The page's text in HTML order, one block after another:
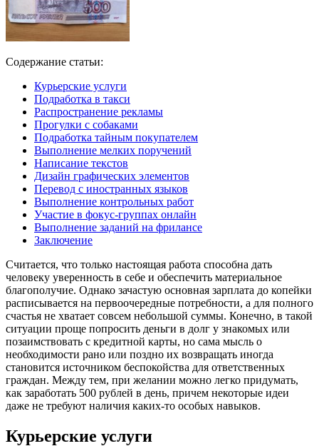
Содержание статьи:
Курьерские услуги
Подработка в такси
Распространение рекламы
Прогулки с собаками
Подработка тайным покупателем
Выполнение мелких поручений
Написание текстов
Дизайн графических элементов
Перевод с иностранных языков
Выполнение контрольных работ
Участие в фокус-группах онлайн
Выполнение заданий на фрилансе
Заключение
Считается, что только настоящая работа способна дать
человеку уверенность в себе и обеспечить материальное
благополучие. Однако зачастую основная зарплата до копейки
расписывается на первоочередные потребности, а для полного
счастья не хватает совсем небольшой суммы. Конечно, в такой
ситуации проще попросить деньги в долг у знакомых или
позаимствовать с кредитной карты, но сама мысль о
необходимости рано или поздно их возвращать иногда
становится источником беспокойства для ответственных
граждан. Между тем, при желании можно легко придумать,
как заработать 500 рублей в день, причем некоторые идеи
даже не требуют наличия каких-то особых навыков.
Курьерские услуги